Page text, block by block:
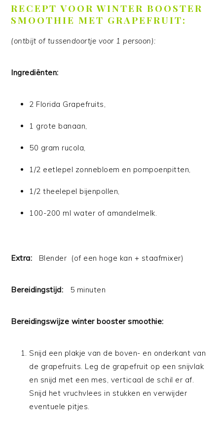
RECEPT VOOR WINTER BOOSTER
SMOOTHIE MET GRAPEFRUIT:
(ontbijt of tussendoortje voor 1 persoon):
Ingrediënten:
2 Florida Grapefruits,
1 grote banaan,
50 gram rucola,
1/2 eetlepel zonnebloem en pompoenpitten,
1/2 theelepel bijenpollen,
100-200 ml water of amandelmelk.
Extra: Blender (of een hoge kan + staafmixer)
Bereidingstijd: 5 minuten
Bereidingswijze winter booster smoothie:
Snijd een plakje van de boven- en onderkant van
de grapefruits. Leg de grapefruit op een snijvlak
en snijd met een mes, verticaal de schil er af.
Snijd het vruchvlees in stukken en verwijder
eventuele pitjes.